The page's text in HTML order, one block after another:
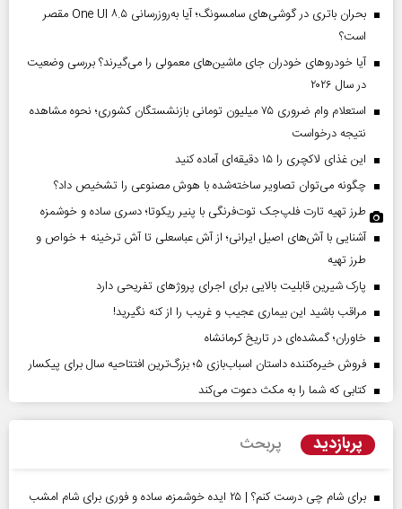
بحران باتری در گوشی‌های سامسونگ؛ آیا به‌روزرسانی One UI ۸.۵ مقصر
است؟
آیا خودروهای خودران جای ماشین‌های معمولی را می‌گیرند؟ بررسی وضعیت
در سال ۲۰۲۶
استعلام وام ضروری ۷۵ میلیون تومانی بازنشستگان کشوری؛ نحوه مشاهده
نتیجه درخواست
این غذای لاکچری را ۱۵ دقیقه‌ای آماده کنید
چگونه می‌توان تصاویر ساخته‌شده با هوش مصنوعی را تشخیص داد؟
طرز تهیه تارت فلپ‌جک توت‌فرنگی با پنیر ریکوتا؛ دسری ساده و خوشمزه
آشنایی با آش‌های اصیل ایرانی؛ از آش عباسعلی تا آش ترخینه + خواص و
طرز تهیه
پارک شیرین قابلیت‌ بالایی برای اجرای پروژهای تفریحی دارد
مراقب باشید این بیماری عجیب و غریب را از کنه نگیرید!
خاوران؛ گمشده‌ای در تاریخ کرمانشاه
فروش خیره‌کننده داستان اسباب‌بازی ۵؛ بزرگ‌ترین افتتاحیه سال برای پیکسار
کتابی که شما را به مکث دعوت می‌کند
پربازدید پربحث
برای شام چی درست کنم؟ | ۲۵ ایده خوشمزه، ساده و فوری برای شام امشب